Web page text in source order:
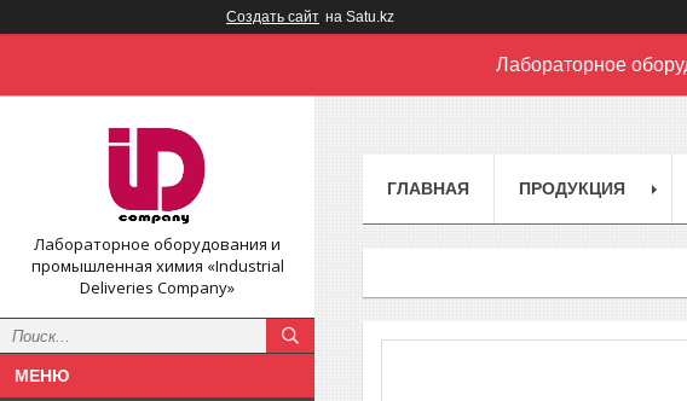
Создать сайт на Satu.kz
Лабораторное
Лабораторное оборудования и
промышленная химия «Industrial
Deliveries Company»
ГЛАВНАЯ ПРОДУКЦИЯ